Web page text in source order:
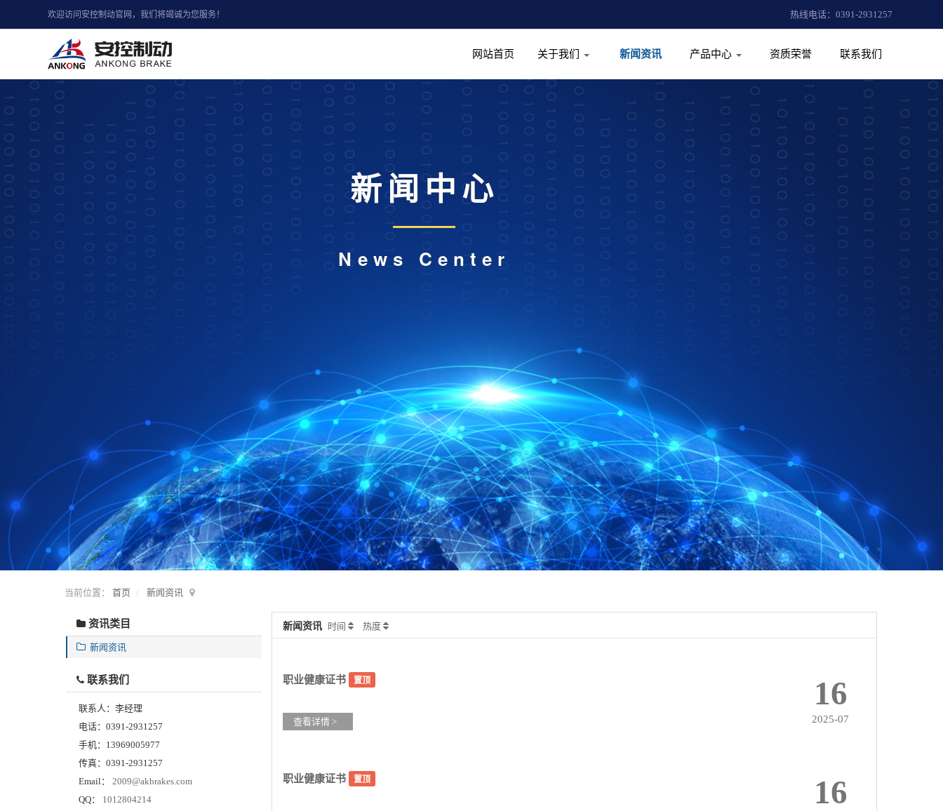
欢迎访问安控制动官网，我们将竭诚为您服务！ 热线电话：0391-2931257
网站首页 关于我们 新闻资讯 产品中心 资质荣誉 联系我们
新闻中心
News Center
当前位置： 首页 新闻资讯
新闻资讯 时间 热度
16
2025-07
职业健康证书 置顶
查看详情 >
16
职业健康证书 置顶
资讯类目
新闻资讯
联系我们
联系人： 李经理
电话： 0391-2931257
手机： 13969005977
传真： 0391-2931257
Email：
2009@akbrakes.com
QQ：
1012804214